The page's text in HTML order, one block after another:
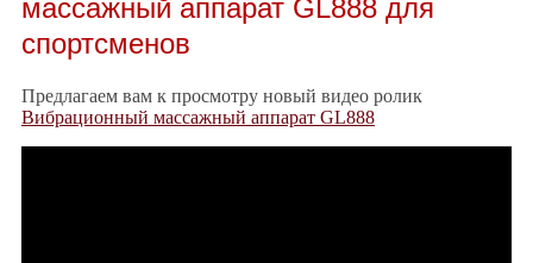
массажный аппарат GL888 для
спортсменов
Предлагаем вам к просмотру новый видео ролик
Вибрационный массажный аппарат GL888